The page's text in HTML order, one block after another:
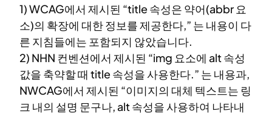
1) WCAG에서 제시된 “title 속성은 약어(abbr 요
소)의 확장에 대한 정보를 제공한다,” 는 내용이 다
른 지침들에는 포함되지 않았습니다.
2) NHN 컨벤션에서 제시된 “img 요소에 alt 속성
값을 축약할 때 title 속성을 사용한다.” 는 내용과,
NWCAG에서 제시된 “이미지의 대체 텍스트는 링
크 내의 설명 문구나, alt 속성을 사용하여 나타내